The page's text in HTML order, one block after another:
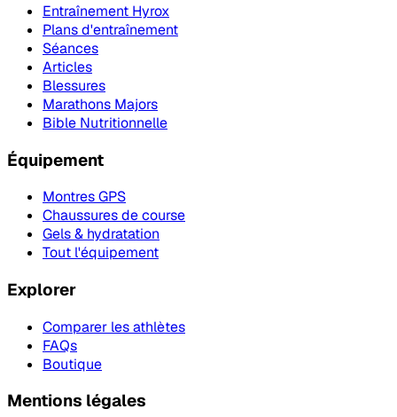
Entraînement Hyrox
Plans d'entraînement
Séances
Articles
Blessures
Marathons Majors
Bible Nutritionnelle
Équipement
Montres GPS
Chaussures de course
Gels & hydratation
Tout l'équipement
Explorer
Comparer les athlètes
FAQs
Boutique
Mentions légales